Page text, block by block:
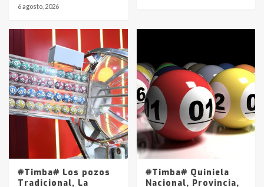
6 agosto, 2026
#Timba# Los pozos
Tradicional, La
#Timba# Quiniela
Nacional, Provincia,